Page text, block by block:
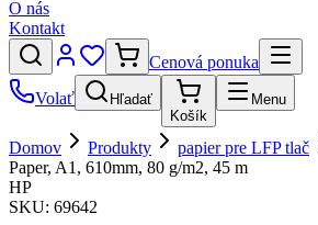
O nás
Kontakt
Cenová ponuka
Volať
Hľadať
Košík
Menu
Domov Produkty papier pre LFP tlač
Paper, A1, 610mm, 80 g/m2, 45 m
HP
SKU: 69642